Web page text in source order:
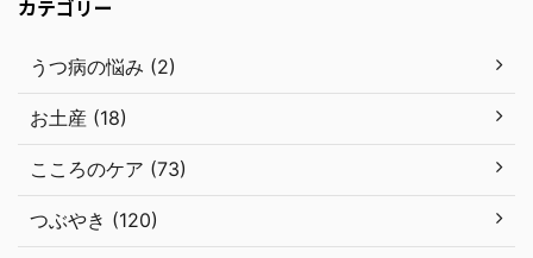
カテゴリー
うつ病の悩み (2)
お土産 (18)
こころのケア (73)
つぶやき (120)